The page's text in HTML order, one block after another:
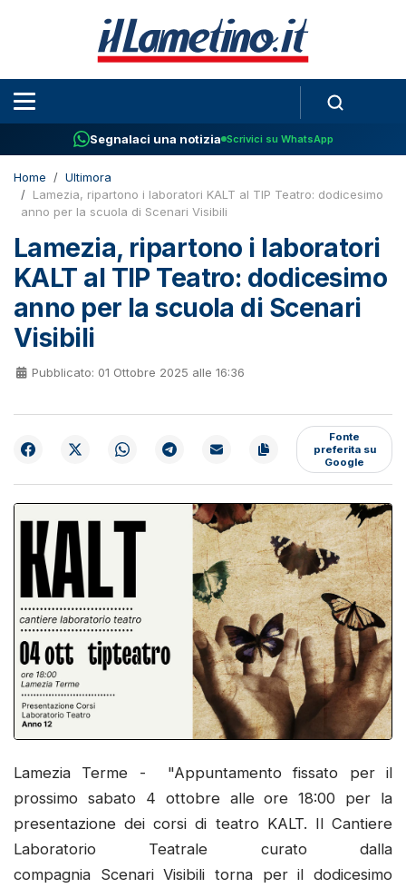
Segnalaci una notizia Scrivici su WhatsApp
Home
Ultimora
Lamezia, ripartono i laboratori KALT al TIP Teatro: dodicesimo
anno per la scuola di Scenari Visibili
Lamezia, ripartono i laboratori
KALT al TIP Teatro: dodicesimo
anno per la scuola di Scenari
Visibili
Pubblicato: 01 Ottobre 2025 alle 16:36
Fonte
preferita su
Google
Lamezia Terme - "Appuntamento fissato per il
prossimo sabato 4 ottobre alle ore 18:00 per la
presentazione dei corsi di teatro KALT. Il Cantiere
Laboratorio Teatrale curato dalla
compagnia Scenari Visibili torna per il dodicesimo